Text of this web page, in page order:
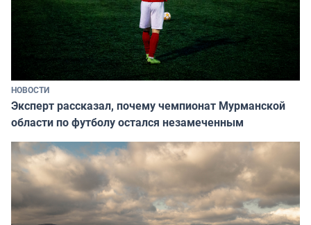
НОВОСТИ
Эксперт рассказал, почему чемпионат Мурманской
области по футболу остался незамеченным